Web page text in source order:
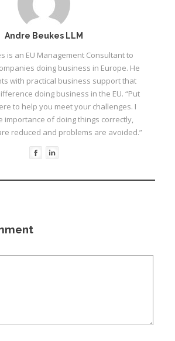
Andre Beukes LLM
is an EU Management Consultant to
doing business in Europe. He
with practical business support that
doing business in the EU. “Put
to help you meet your challenges. I
importance of doing things correctly,
reduced and problems are avoided.”